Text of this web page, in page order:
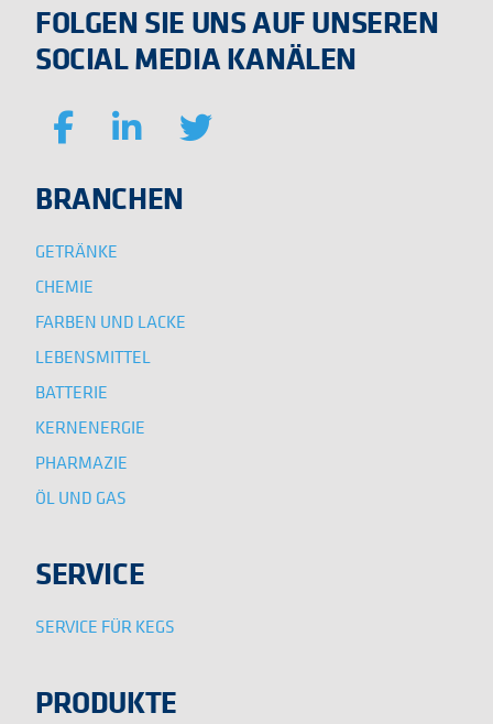
FOLGEN SIE UNS AUF UNSEREN
SOCIAL MEDIA KANÄLEN
BRANCHEN
GETRÄNKE
CHEMIE
FARBEN UND LACKE
LEBENSMITTEL
BATTERIE
KERNENERGIE
PHARMAZIE
ÖL UND GAS
SERVICE
SERVICE FÜR KEGS
PRODUKTE